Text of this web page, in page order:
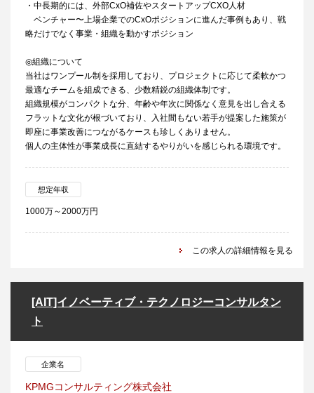
・中長期的には、外部CxO補佐やスタートアップCXO人材
ベンチャー〜上場企業でのCxOポジションに進んだ事例もあり、戦
略だけでなく事業・組織を動かすポジション
◎組織について
当社はワンプール制を採用しており、プロジェクトに応じて柔軟かつ
最適なチームを組成できる、少数精鋭の組織体制です。
組織規模がコンパクトな分、年齢や年次に関係なく意見を出し合える
フラットな文化が根づいており、入社間もない若手が提案した施策が
即座に事業改善につながるケースも珍しくありません。
個人の主体性が事業成長に直結するやりがいを感じられる環境です。
想定年収
1000万～2000万円
この求人の詳細情報を見る
[AIT]イノベーティブ・テクノロジーコンサルタン
ト
企業名
KPMGコンサルティング株式会社